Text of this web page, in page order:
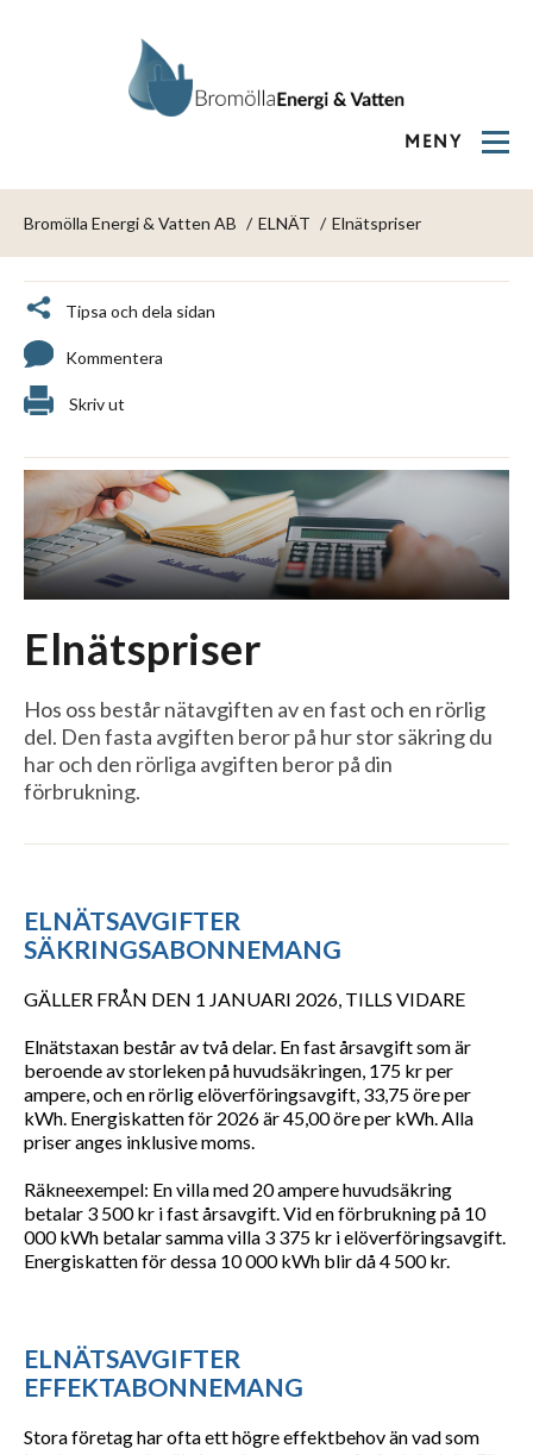
MENY
Bromölla Energi & Vatten AB ELNÄT Elnätspriser
Tipsa och dela sidan
Kommentera
Skriv ut
Elnätspriser
Hos oss består nätavgiften av en fast och en rörlig
del. Den fasta avgiften beror på hur stor säkring du
har och den rörliga avgiften beror på din
förbrukning.
ELNÄTSAVGIFTER
SÄKRINGSABONNEMANG
GÄLLER FRÅN DEN 1 JANUARI 2026, TILLS VIDARE
Elnätstaxan består av två delar. En fast årsavgift som är
beroende av storleken på huvudsäkringen, 175 kr per
ampere, och en rörlig elöverföringsavgift, 33,75 öre per
kWh. Energiskatten för 2026 är 45,00 öre per kWh. Alla
priser anges inklusive moms.
Räkneexempel: En villa med 20 ampere huvudsäkring
betalar 3 500 kr i fast årsavgift. Vid en förbrukning på 10
000 kWh betalar samma villa 3 375 kr i elöverföringsavgift.
Energiskatten för dessa 10 000 kWh blir då 4 500 kr.
ELNÄTSAVGIFTER
EFFEKTABONNEMANG
Stora företag har ofta ett högre effektbehov än vad som